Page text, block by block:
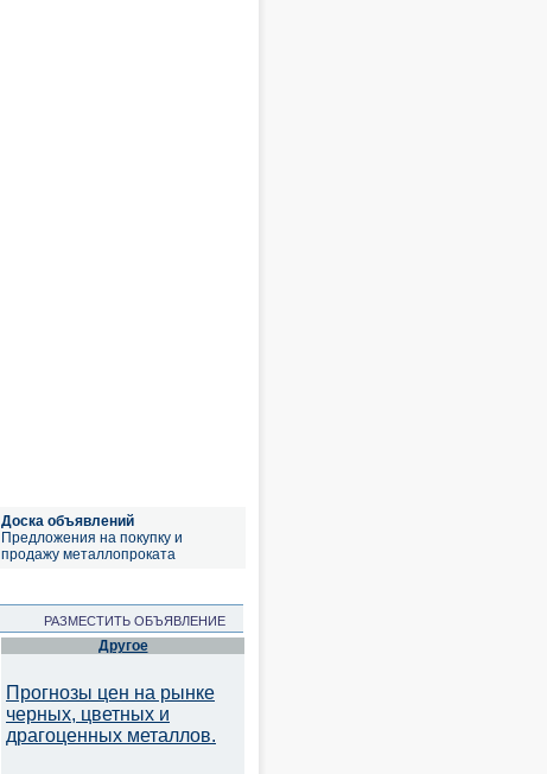
Доска объявлений
Предложения на покупку и
продажу металлопроката
РАЗМЕСТИТЬ ОБЪЯВЛЕНИЕ
Другое
Прогнозы цен на рынке
черных, цветных и
драгоценных металлов.